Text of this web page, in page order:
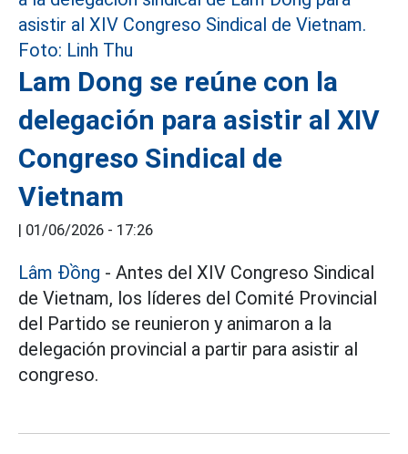
Lam Dong se reúne con la
delegación para asistir al XIV
Congreso Sindical de
Vietnam
| 01/06/2026 - 17:26
Lâm Đồng - Antes del XIV Congreso Sindical
de Vietnam, los líderes del Comité Provincial
del Partido se reunieron y animaron a la
delegación provincial a partir para asistir al
congreso.